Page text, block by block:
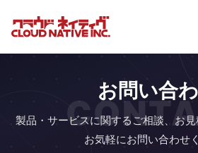
お問い合
製品・サービスに関するご相談、お見
お気軽にお問い合わせ